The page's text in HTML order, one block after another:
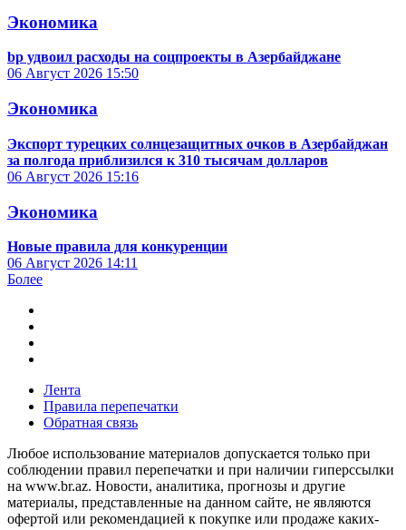
Экономика
bp удвоил расходы на соцпроекты в Азербайджане
06 Август 2026 15:50
Экономика
Экспорт турецких солнцезащитных очков в Азербайджан
за полгода приблизился к 310 тысячам долларов
06 Август 2026 15:16
Экономика
Новые правила для конкуренции
06 Август 2026 14:11
Более
Лента
Правила перепечатки
Обратная связь
Любое использование материалов допускается только при
соблюдении правил перепечатки и при наличии гиперссылки
на www.br.az. Новости, аналитика, прогнозы и другие
материалы, представленные на данном сайте, не являются
офертой или рекомендацией к покупке или продаже каких-